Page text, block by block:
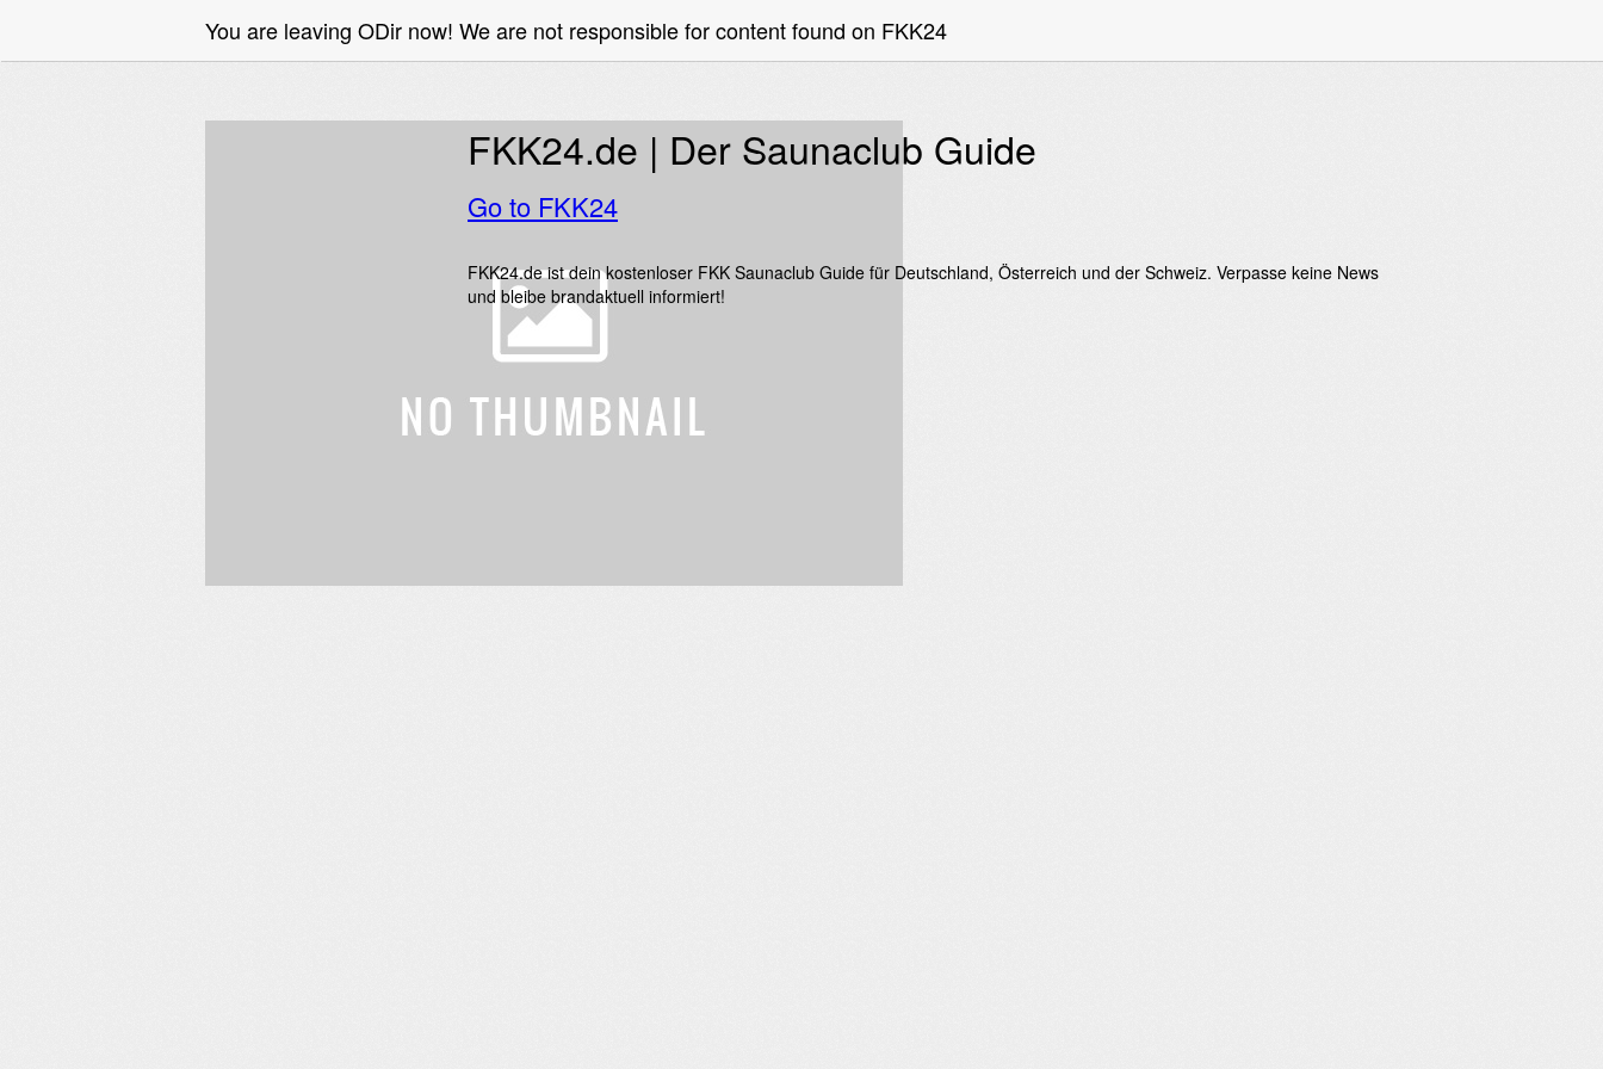
You are leaving ODir now! We are not responsible for content found on FKK24
FKK24.de | Der Saunaclub Guide
Go to FKK24
FKK24.de ist dein kostenloser FKK Saunaclub Guide für Deutschland, Österreich und der Schweiz. Verpasse keine News
und bleibe brandaktuell informiert!